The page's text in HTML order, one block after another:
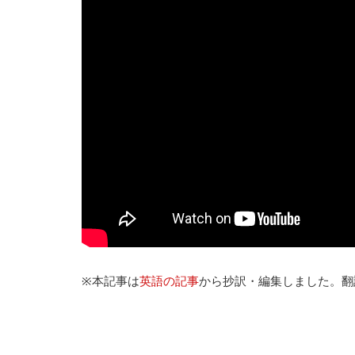
※本記事は英語の記事から抄訳・編集しました。